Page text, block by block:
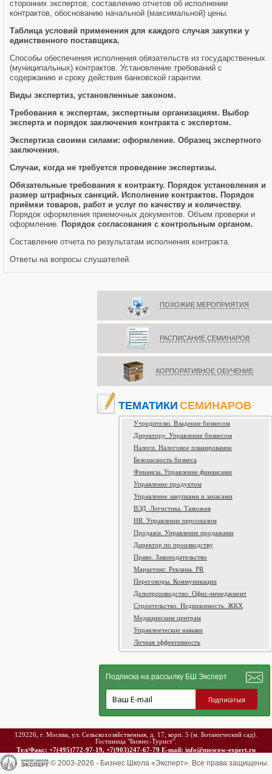
сторонних экспертов, составлению отчетов об исполнении
контрактов, обоснованию начальной (максимальной) цены.
Таблица условий применения для каждого случая закупки у
единственного поставщика.
Способы обеспечения исполнения обязательств из государственных
(муниципальных) контрактов. Установление требований с
содержанию и сроку действия банковской гарантии.
Виды экспертиз, установленные законом.
Требования к экспертам, экспертным организациям. Выбор
эксперта и порядок заключения контракта с экспертом.
Экспертиза своими силами: оформление. Образец экспертного
заключения.
Случаи, когда не требуется проведение экспертизы.
Обязательные требования к контракту. Порядок установления и
размер штрафных санкций. Исполнение контрактов. Порядок
приёмки товаров, работ и услуг по качеству и количеству.
Порядок оформления приемочных документов. Объем проверки и
оформление. Порядок согласования с контрольным органом.
Составление отчета по результатам исполнения контракта.
Ответы на вопросы слушателей.
ПОХОЖИЕ МЕРОПРИЯТИЯ
РАСПИСАНИЕ СЕМИНАРОВ
КОРПОРАТИВНОЕ ОБУЧЕНИЕ
ТЕМАТИКИ СЕМИНАРОВ
Учредителю. Владение бизнесом
Директору. Управление бизнесом
Налоги. Налоговое планирование
Безопасность бизнеса
Финансы. Управление финансами
Управление продуктом
Управление закупками и запасами
ВЭД. Логистика. Таможня
HR. Управление персоналом
Продажи. Управление продажами
Директор по производству
Право. Законодательство
Маркетинг. Реклама. PR
Переговоры. Коммуникации
Делопроизводство. Офис-менеджмент
Строительство. Недвижимость. ЖКХ
Медицинским центрам
Управленческие навыки
Личная эффективность
Подписка на рассылку БШ Эксперт
129226, г. Москва, ул. Сельскохозяйственная, д. 17, корп. 5 (м. Ботанический сад).
Гостиница "Бизнес-Турист".
Тел/Факс: +7(495)772-97-19, +7(903)247-67-79 E-mail: info@moscow-expert.ru
© 2003-2026 - Бизнес Школа «Эксперт». Все права защищены.